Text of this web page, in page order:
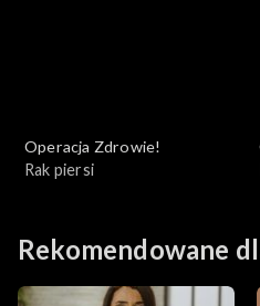
Operacja Zdrowie!
Rak piersi
Rekomendowane